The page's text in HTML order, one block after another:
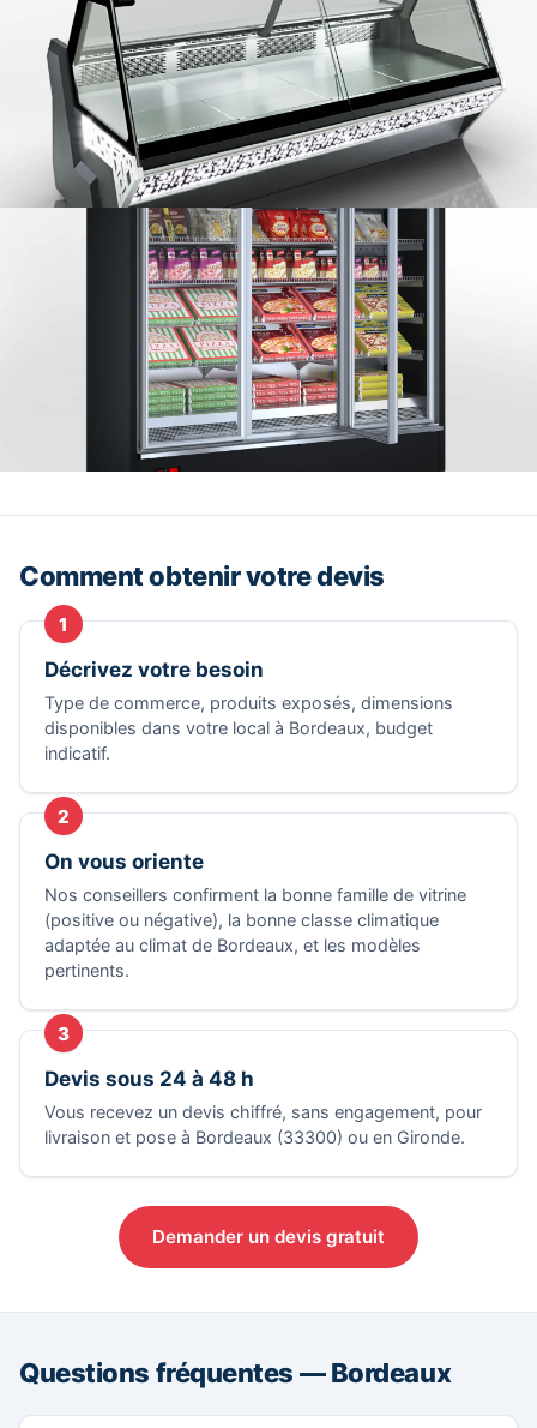
Comment obtenir votre devis
1
Décrivez votre besoin
Type de commerce, produits exposés, dimensions
disponibles dans votre local à Bordeaux, budget
indicatif.
2
On vous oriente
Nos conseillers confirment la bonne famille de vitrine
(positive ou négative), la bonne classe climatique
adaptée au climat de Bordeaux, et les modèles
pertinents.
3
Devis sous 24 à 48 h
Vous recevez un devis chiffré, sans engagement, pour
livraison et pose à Bordeaux (33300) ou en Gironde.
Demander un devis gratuit
Questions fréquentes — Bordeaux